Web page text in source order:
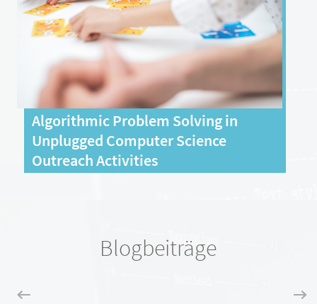
Algorithmic Problem Solving in
Unplugged Computer Science
Outreach Activities
Blogbeiträge